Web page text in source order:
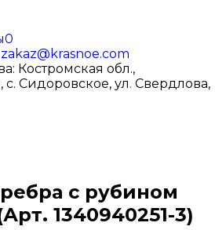
0
zakaz@krasnoe.com
Костромская обл.,
Сидоровское, ул. Свердлова,
с рубином
1340940251-3)